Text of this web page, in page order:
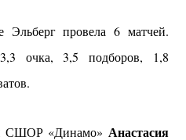
Эльберг провела 6 матчей.
очка, 3,5 подборов, 1,8
СШОР «Динамо» Анастасия